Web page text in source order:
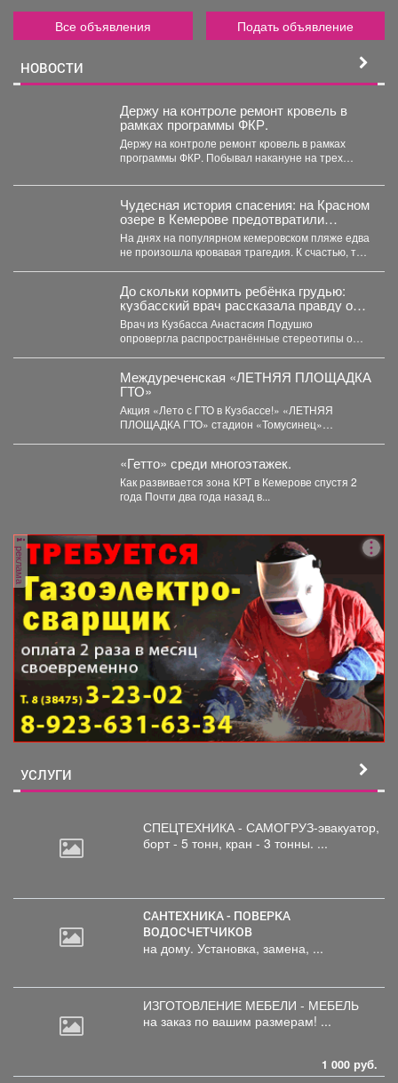
Все объявления Подать объявление
НОВОСТИ
Держу на контроле ремонт кровель в
рамках программы ФКР.
Держу на контроле ремонт кровель в рамках
программы ФКР. Побывал накануне на трех
Чудесная история спасения: на Красном
озере в Кемерове предотвратили
трагедию
На днях на популярном кемеровском пляже едва
не произошла кровавая трагедия. К счастью, там
До скольки кормить ребёнка грудью:
кузбасский врач рассказала правду о
лактации
Врач из Кузбасса Анастасия Подушко
опровергла распространённые стереотипы о
Междуреченская «ЛЕТНЯЯ ПЛОЩАДКА
ГТО»
Акция «Лето с ГТО в Кузбассе!» «ЛЕТНЯЯ
ПЛОЩАДКА ГТО» стадион «Томусинец»
«Гетто» среди многоэтажек.
Как развивается зона КРТ в Кемерове спустя 2
года Почти два года назад в...
реклама
УСЛУГИ
СПЕЦТЕХНИКА - САМОГРУЗ-эвакуатор,
борт - 5 тонн, кран - 3 тонны. ...
САНТЕХНИКА - ПОВЕРКА
ВОДОСЧЕТЧИКОВ
на дому. Установка, замена, ...
ИЗГОТОВЛЕНИЕ МЕБЕЛИ - МЕБЕЛЬ
на заказ по вашим размерам! ...
1 000 руб.